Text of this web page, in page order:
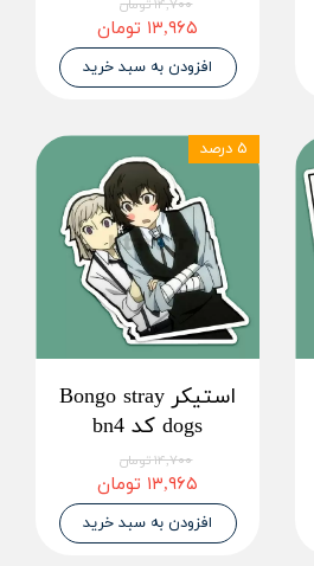
۱۴,۷۰۰ تومان
۱۳,۹۶۵ تومان
افزودن به سبد خرید
استیکر Bongo stray
dogs کد bn4
۱۴,۷۰۰ تومان
۱۳,۹۶۵ تومان
افزودن به سبد خرید
۵ درصد